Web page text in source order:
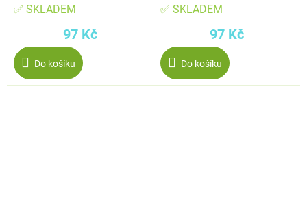
✅ SKLADEM
97 Kč
Do košíku
✅ SKLADEM
97 Kč
Do košíku